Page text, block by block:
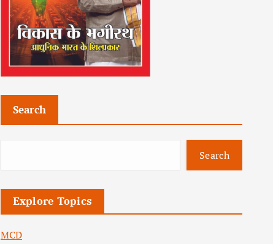
Search
Search
Explore Topics
MCD